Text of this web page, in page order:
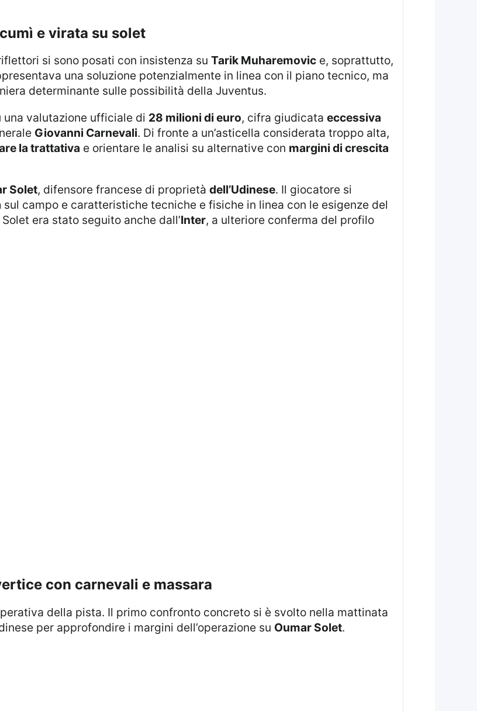
e virata su solet
si sono posati con insistenza su Tarik Muharemovice, soprattutto,
una soluzione potenzialmente in linea con il piano tecnico, ma
determinante sulle possibilità della Juventus.
una valutazione ufficiale di 28 milioni di euro, cifra giudicata eccessiva
Giovanni Carnevali. Di fronte a un’asticella considerata troppo alta,
la trattativa e orientare le analisi su alternative con margini di crescita
Solet, difensore francese di proprietà dell’Udinese. Il giocatore si
sul campo e caratteristiche tecniche e fisiche in linea con le esigenze del
era stato seguito anche dall’Inter, a ulteriore conferma del profilo
con carnevali e massara
per approfondire i margini dell’operazione su Oumar Solet.